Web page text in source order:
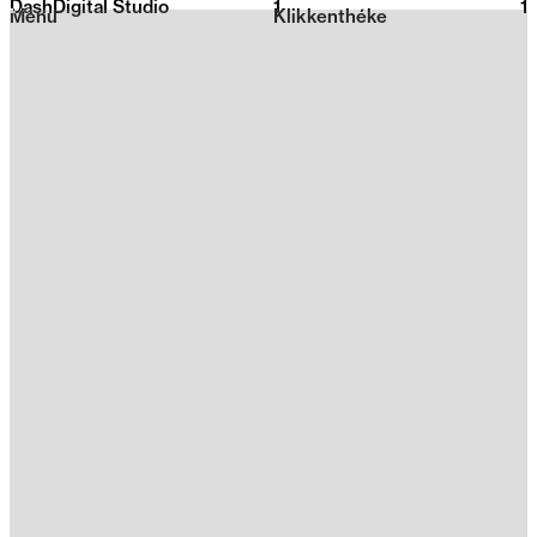
2026
Klikkenthéke
Menu
DashDigital Studio 1 1